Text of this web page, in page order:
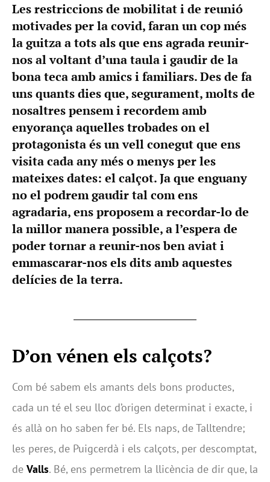
Les restriccions de mobilitat i de reunió
motivades per la covid, faran un cop més
la guitza a tots als que ens agrada reunir-
nos al voltant d’una taula i gaudir de la
bona teca amb amics i familiars. Des de fa
uns quants dies que, segurament, molts de
nosaltres pensem i recordem amb
enyorança aquelles trobades on el
protagonista és un vell conegut que ens
visita cada any més o menys per les
mateixes dates: el calçot. Ja que enguany
no el podrem gaudir tal com ens
agradaria, ens proposem a recordar-lo de
la millor manera possible, a l’espera de
poder tornar a reunir-nos ben aviat i
emmascarar-nos els dits amb aquestes
delícies de la terra.
D’on vénen els calçots?
Com bé sabem els amants dels bons productes,
cada un té el seu lloc d’origen determinat i exacte, i
és allà on ho saben fer bé. Els naps, de Talltendre;
les peres, de Puigcerdà i els calçots, per descomptat,
de Valls. Bé, ens permetrem la llicència de dir que, la